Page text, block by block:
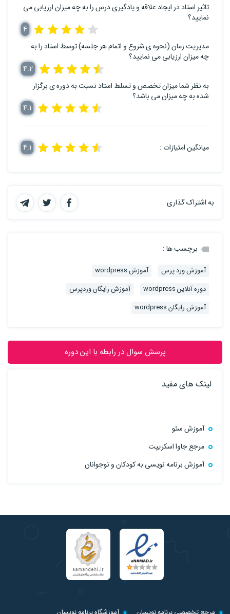
تاثیر استاد در ایجاد علاقه و یادگیری درس را به چه میزان ارزیابی می
نمایید؟
4
مدیریت زمان (نحوه ی شروع و اتمام هر جلسه) توسط استاد را به
چه میزان ارزیابی می نمایید؟
4.2
به نظر شما میزان تخصص و تسلط استاد نسبت به دوره ی برگزار
شده به چه میزان می باشد؟
4.1
میانگین امتیازات : 4.1
به اشتراک گذاری
برچسب ها :
آموزش ورد پرس
آموزش wordpress
دوره آنلاین wordpress
آموزش رایگان وردپرس
آموزش رایگان wordpress
پرسش سوال در رابطه با این دوره
لینک های مفید
آموزش سئو
مرجع جاوا اسکریپت
آموزش برنامه نویسی به کودکان و نوجوانان